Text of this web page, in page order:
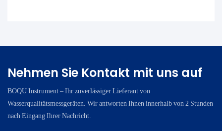
Nehmen Sie Kontakt mit uns auf
BOQU Instrument – ​​Ihr zuverlässiger Lieferant von
Wasserqualitätsmessgeräten. Wir antworten Ihnen innerhalb von 2 Stunden
nach Eingang Ihrer Nachricht.